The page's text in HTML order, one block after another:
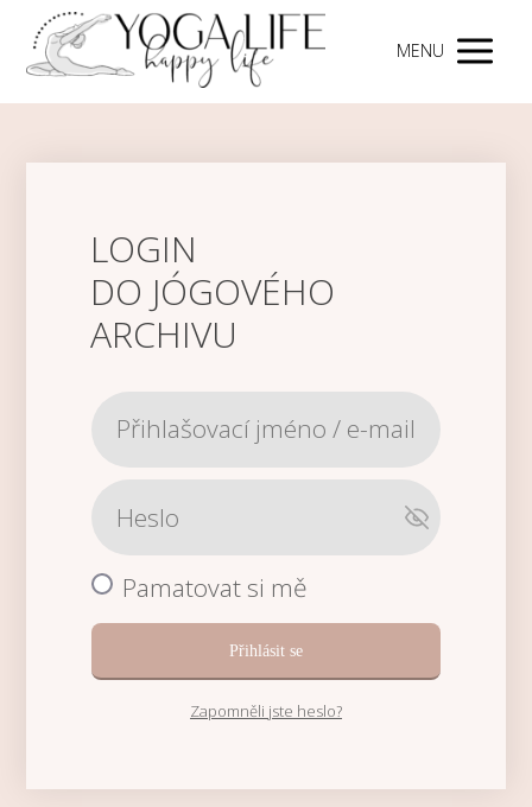
MENU
LOGIN
DO JÓGOVÉHO
ARCHIVU
Pamatovat si mě
Přihlásit se
Zapomněli jste heslo?